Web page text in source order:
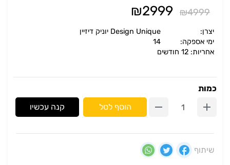
₪4999
₪2999
יצרן:
ימי אספקה:
אחריות: 12 חודשים
כמות
הוסף לסל
קנה עכשיו
שיתוף